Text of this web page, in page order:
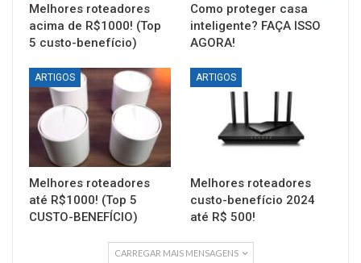
Melhores roteadores
acima de R$1000! (Top
5 custo-benefício)
Como proteger casa
inteligente? FAÇA ISSO
AGORA!
ARTIGOS
Melhores roteadores
até R$1000! (Top 5
CUSTO-BENEFÍCIO)
ARTIGOS
Melhores roteadores
custo-benefício 2024
até R$ 500!
CARREGAR MAIS MENSAGENS